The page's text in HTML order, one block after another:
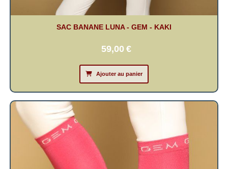
SAC BANANE LUNA - GEM - KAKI
59,00 €
Ajouter au panier